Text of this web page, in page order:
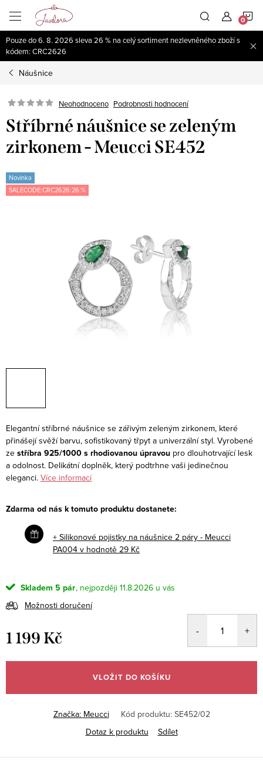
obsah
Pouze do 6. 8. 2026 sleva 26 % na celý sortiment nezlevněného zboží s
kódem: CRC2626
Náušnice
Neohodnoceno Podrobnosti hodnocení
Stříbrné náušnice se zeleným
zirkonem - Meucci SE452
Novinka
SALECODE:CRC2626:26:%
Elegantní stříbrné náušnice se zářivým zeleným zirkonem, které
přinášejí svěží barvu, sofistikovaný třpyt a univerzální styl. Vyrobené
ze stříbra 925/1000 s rhodiovanou úpravou pro dlouhotrvající lesk
a odolnost. Delikátní doplněk, který podtrhne vaši jedinečnou
eleganci. Více informací
Zdarma od nás k tomuto produktu dostanete:
+ Silikonové pojistky na náušnice 2 páry - Meucci
PA004 v hodnotě 29 Kč
Skladem 5 pár
11.8.2026
Možnosti doručení
1 199 Kč
cena:
VLOŽIT DO KOŠÍKU
Značka: Meucci Kód produktu: SE452/02
Dotaz k produktu
Sdílet